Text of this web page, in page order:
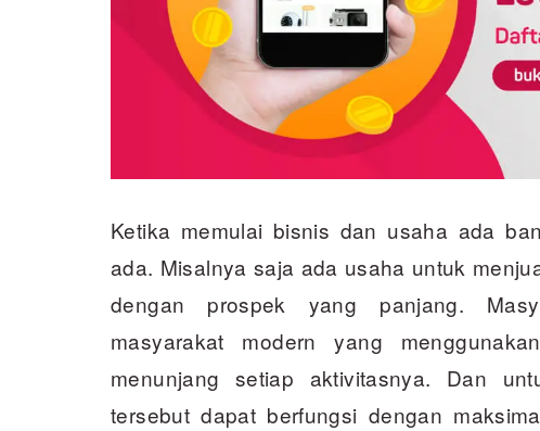
Ketika memulai bisnis dan usaha ada
ada. Misalnya saja ada usaha untuk
dengan prospek yang panjang.
masyarakat modern yang
menunjang setiap aktivitasnya. Dan
tersebut dapat berfungsi dengan